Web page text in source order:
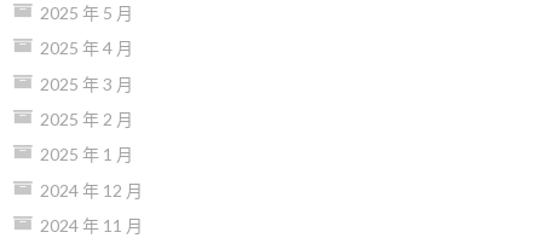
2025 年 5 月
2025 年 4 月
2025 年 3 月
2025 年 2 月
2025 年 1 月
2024 年 12 月
2024 年 11 月